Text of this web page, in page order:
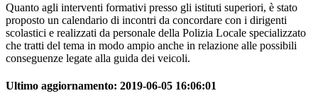
Quanto agli interventi formativi presso gli istituti superiori, è stato
proposto un calendario di incontri da concordare con i dirigenti
scolastici e realizzati da personale della Polizia Locale specializzato
che tratti del tema in modo ampio anche in relazione alle possibili
conseguenze legate alla guida dei veicoli.
Ultimo aggiornamento: 2019-06-05 16:06:01